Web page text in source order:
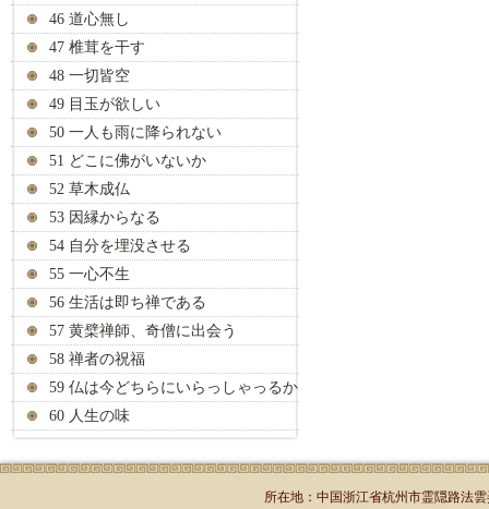
46 道心無し
47 椎茸を干す
48 一切皆空
49 目玉が欲しい
50 一人も雨に降られない
51 どこに佛がいないか
52 草木成仏
53 因縁からなる
54 自分を埋没させる
55 一心不生
56 生活は即ち禅である
57 黄檗禅師、奇僧に出会う
58 禅者の祝福
59 仏は今どちらにいらっしゃっるか
60 人生の味
所在地：中国浙江省杭州市霊隠路法